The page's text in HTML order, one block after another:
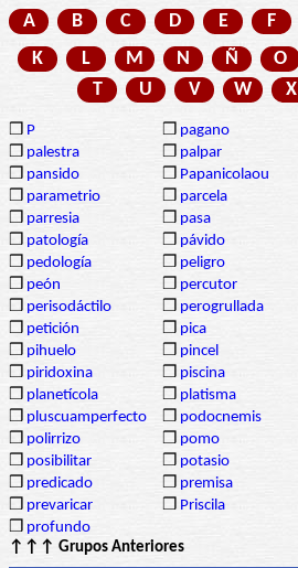
A B C D E F
K
L M N Ñ O
T
U V W X
❒ P ❒ pagano
❒ palestra ❒ palpar
❒ pansido ❒ Papanicolaou
❒ parametrio ❒ parcela
❒ parresia ❒ pasa
❒ patología ❒ pávido
❒ pedología ❒ peligro
❒ peón ❒ percutor
❒ perisodáctilo ❒ perogrullada
❒ petición ❒ pica
❒ pihuelo ❒ pincel
❒ piridoxina ❒ piscina
❒ planetícola ❒ platisma
❒ pluscuamperfecto ❒ podocnemis
❒ polirrizo ❒ pomo
❒ posibilitar ❒ potasio
❒ predicado ❒ premisa
❒ prevaricar ❒ Priscila
❒ profundo
↑↑↑ Grupos Anteriores